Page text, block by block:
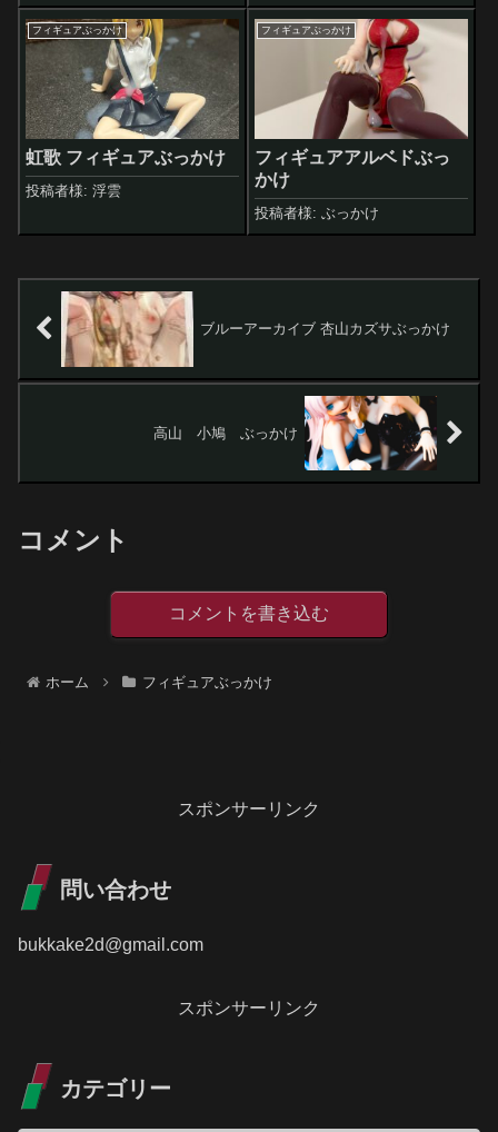
フィギュアぶっかけ
虹歌 フィギュアぶっかけ
投稿者様: 浮雲
フィギュアぶっかけ
フィギュアアルベドぶっ
かけ
投稿者様: ぶっかけ
ブルーアーカイブ 杏山カズサぶっかけ
高山 小鳩 ぶっかけ
コメント
コメントを書き込む
ホーム フィギュアぶっかけ
スポンサーリンク
問い合わせ
bukkake2d@gmail.com
スポンサーリンク
カテゴリー